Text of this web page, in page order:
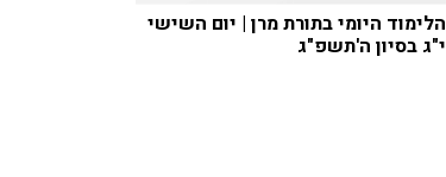
הלימוד היומי בתורת מרן | יום השישי
י"ג בסיון ה'תשפ"ג